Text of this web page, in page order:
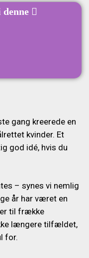

gang kreerede en
kvinder. Et
god idé, hvis du
– synes vi nemlig
år har været en
til frække
længere tilfældet,
for.